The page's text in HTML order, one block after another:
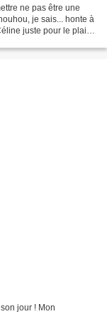
ne pas être une
je sais... honte à
juste pour le plaisir
jour ! Mon